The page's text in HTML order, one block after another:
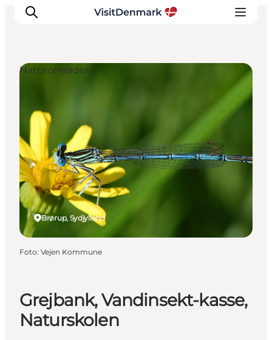
Destinationer
Oplevelser
Overnatning
Planlæg ferien
Grejbank, Vandinsekt-kasse,
Naturskolen
Brørup, Sydjylland
Naturområder
Foto: Vejen Kommune